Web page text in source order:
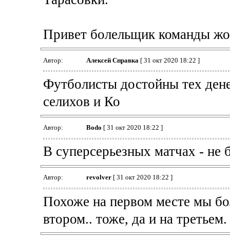
Привет болельщик команды
Автор: Алексей Справка [ 31 окт 2020 18:22 ]
Футболисты достойны тех
селихов и Ко
Автор: Bodo [ 31 окт 2020 18:22 ]
В суперсерьезных матчах - не
Автор: revolver[ 31 окт 2020 18:22 ]
Похоже на первом месте мы
втором.. тоже, да и на третьем.